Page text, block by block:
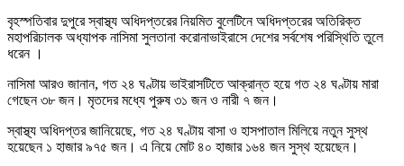
বৃহস্পতিবার দুপুরে স্বাস্থ্য অধিদপ্তরের নিয়মিত বুলেটিনে অধিদপ্তরের অতিরিক্ত
মহাপরিচালক অধ্যাপক নাসিমা সুলতানা করোনাভাইরাসে দেশের সর্বশেষ পরিস্থিতি তুলে
ধরেন ।
নাসিমা আরও জানান, গত ২৪ ঘণ্টায় ভাইরাসটিতে আক্রান্ত হয়ে গত ২৪ ঘণ্টায় মারা
গেছেন ৩৮ জন। মৃতদের মধ্যে পুরুষ ৩১ জন ও নারী ৭ জন।
স্বাস্থ্য অধিদপ্তর জানিয়েছে, গত ২৪ ঘণ্টায় বাসা ও হাসপাতাল মিলিয়ে নতুন সুস্থ
হয়েছেন ১ হাজার ৯৭৫ জন। এ নিয়ে মোট ৪০ হাজার ১৬৪ জন সুস্থ হয়েছেন।